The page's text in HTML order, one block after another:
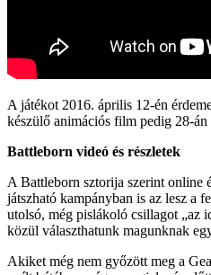
A játékot 2016. április 12-én
készülő animációs film pedig 28-
Battleborn videó és részletek
A Battleborn sztorija szerint online
játszható kampányban is az lesz a
utolsó, még pislákoló csillagot „az
közül választhatunk magunknak
Akiket még nem győzött meg a